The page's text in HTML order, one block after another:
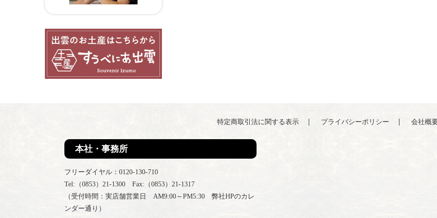
特定商取引法に関する表示 プライバシーポリシー 会社概
本社・事務所
フリーダイヤル：0120-130-710
Tel:（0853）21-1300 Fax:（0853）21-1317
（受付時間：実店舗営業日 AM9:00～PM5:30 弊社HPのカレ
ンダー通り）